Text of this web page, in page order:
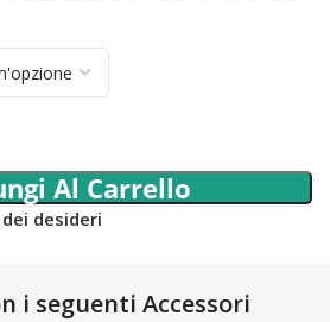
Al Carrello
desideri
i seguenti Accessori